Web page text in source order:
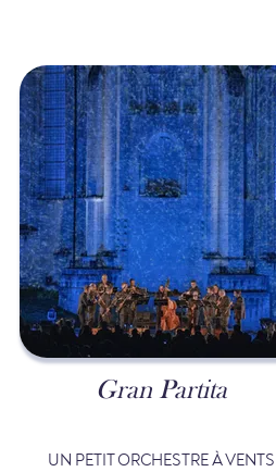
Gran Partita
UN PETIT ORCHESTRE À VENTS